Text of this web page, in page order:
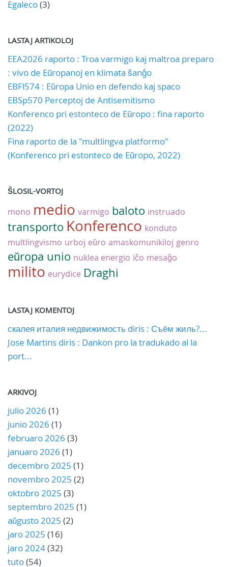
Egaleco(3)
LASTAJ ARTIKOLOJ
EEA2026 raporto : Troa varmigo kaj maltroa preparo
: vivo de Eŭropanoj en klimata ŝanĝo
EBFl574 : Eŭropa Unio en defendo kaj spaco
EBSp570 Perceptoj de Antisemitismo
Konferenco pri estonteco de Eŭropo : fina raporto
(2022)
Fina raporto de la "multlingva platformo"
(Konferenco pri estonteco de Eŭropo, 2022)
ŜLOSIL-VORTOJ
mono medio varmigo baloto instruado
transporto Konferenco konduto
multlingvismo urboj eŭro amaskomunikiloj genro
eŭropa unio nuklea energio iĉo mesaĝo
milito eurydice Draghi
LASTAJ KOMENTOJ
скалея италия недвижимость diris : Съём жиль?...
Jose Martins diris : Dankon pro la tradukado al la
port...
ARKIVOJ
julio 2026 (1)
junio 2026 (1)
februaro 2026 (3)
januaro 2026 (1)
decembro 2025 (1)
novembro 2025 (2)
oktobro 2025 (3)
septembro 2025 (1)
aŭgusto 2025 (2)
jaro 2025 (16)
jaro 2024(32)
tuto(54)